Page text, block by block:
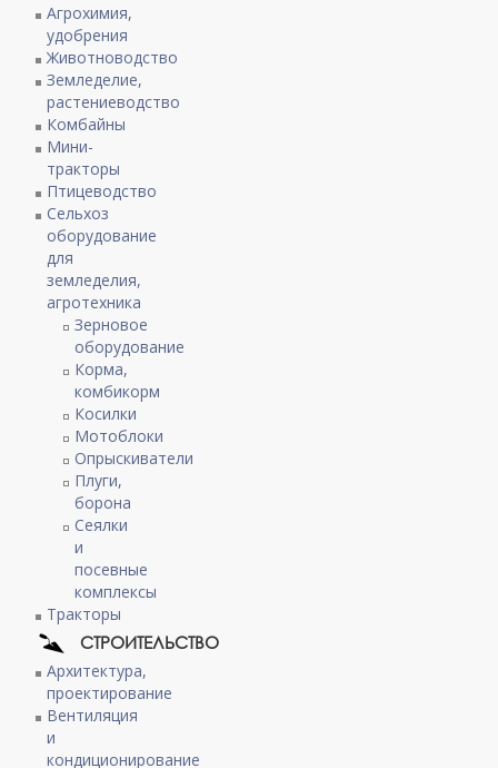
Агрохимия,
удобрения
Животноводство
Земледелие,
растениеводство
Комбайны
Мини-
тракторы
Птицеводство
Сельхоз
оборудование
для
земледелия,
агротехника
Зерновое
оборудование
Корма,
комбикорм
Косилки
Мотоблоки
Опрыскиватели
Плуги,
борона
Сеялки
и
посевные
комплексы
Тракторы
СТРОИТЕЛЬСТВО
Архитектура,
проектирование
Вентиляция
и
кондиционирование